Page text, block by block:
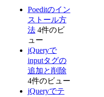
Poeditのイン
ストール方
法 4件のビ
ュー
jQueryで
inputタグの
追加と削除
4件のビュー
jQueryでテ